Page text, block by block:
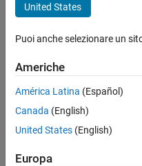
United States
Puoi anche selezionare un
Americhe
América Latina (Español)
Canada (English)
United States (English)
Europa